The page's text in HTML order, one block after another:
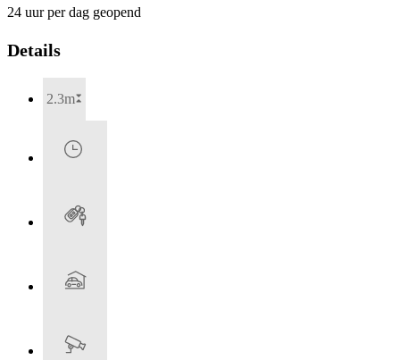
24 uur per dag geopend
Details
2.3m